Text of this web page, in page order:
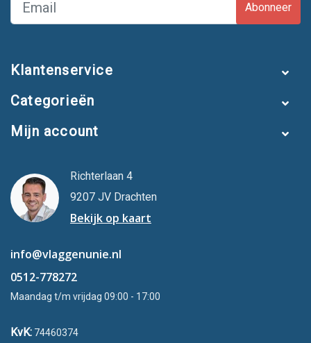
Abonneer
Klantenservice
Categorieën
Mijn account
Richterlaan 4
9207 JV Drachten
Bekijk op kaart
info@vlaggenunie.nl
0512-778272
Maandag t/m vrijdag 09:00 - 17:00
KvK: 74460374